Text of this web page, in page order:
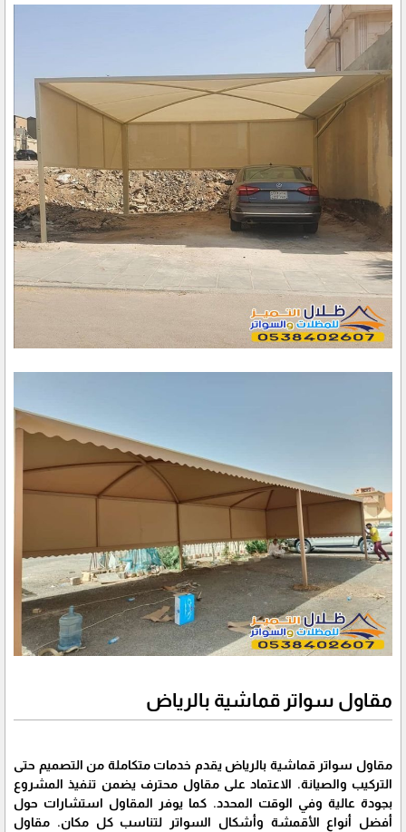
مقاول سواتر قماشية بالرياض
مقاول سواتر قماشية بالرياض يقدم خدمات متكاملة من التصميم حتى
التركيب والصيانة. الاعتماد على مقاول محترف يضمن تنفيذ المشروع
بجودة عالية وفي الوقت المحدد. كما يوفر المقاول استشارات حول
أفضل أنواع الأقمشة وأشكال السواتر لتناسب كل مكان. مقاول